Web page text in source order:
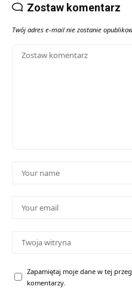
Zostaw komentarz
Twój adres e-mail nie zostanie
Zapamiętaj moje dane w tej
komentarzy.